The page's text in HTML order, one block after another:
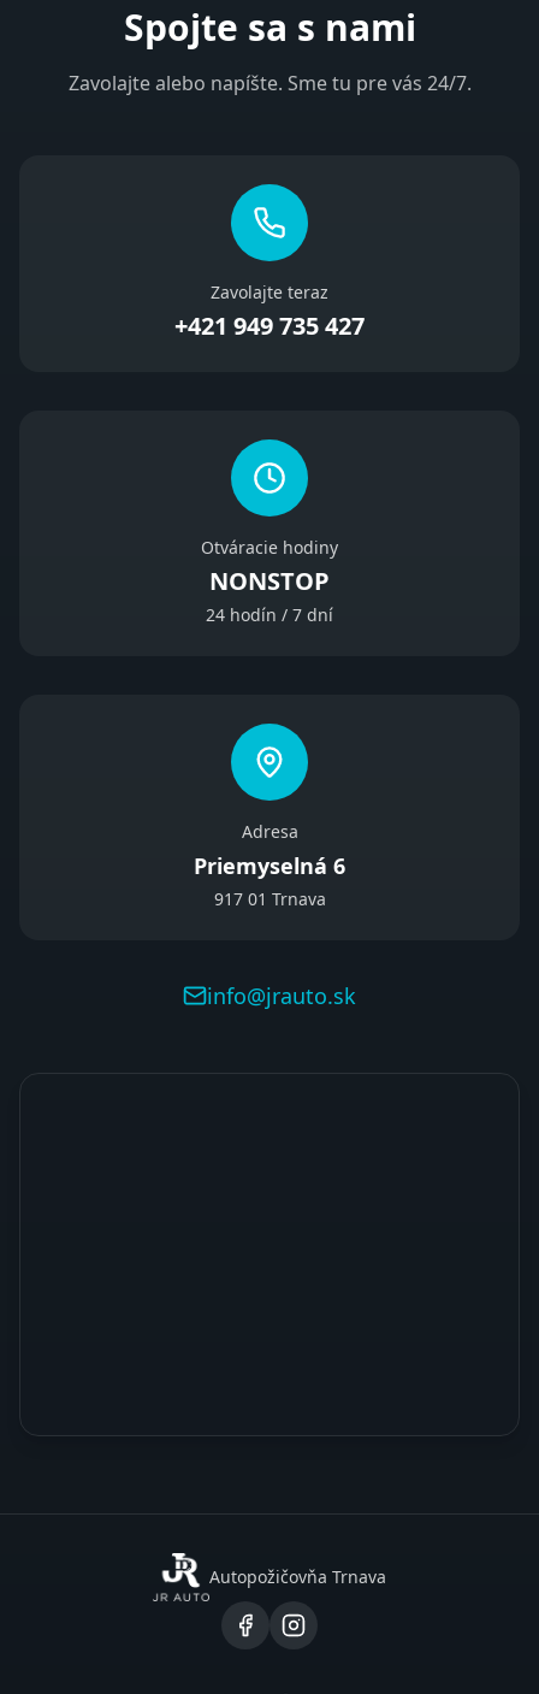
Spojte sa s nami
Zavolajte alebo napíšte. Sme tu pre vás 24/7.
Zavolajte teraz
+421 949 735 427
Otváracie hodiny
NONSTOP
24 hodín / 7 dní
Adresa
Priemyselná 6
917 01 Trnava
info@jrauto.sk
Autopožičovňa Trnava